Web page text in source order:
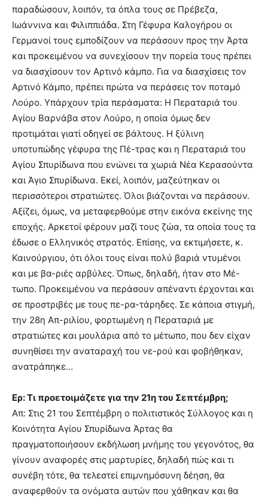
παραδώσουν, λοιπόν, τα όπλα τους σε Πρέβεζα,
Ιωάννινα και Φιλιππιάδα. Στη Γέφυρα Καλογήρου οι
Γερμανοί τους εμποδίζουν να περάσουν προς την Άρτα
και προκειμένου να συνεχίσουν την πορεία τους πρέπει
να διασχίσουν τον Αρτινό κάμπο. Για να διασχίσεις τον
Αρτινό Κάμπο, πρέπει πρώτα να περάσεις τον ποταμό
Λούρο. Υπάρχουν τρία περάσματα: Η Περαταριά του
Αγίου Βαρνάβα στον Λούρο, η οποία όμως δεν
προτιμάται γιατί οδηγεί σε βάλτους. Η ξύλινη
υποτυπώδης γέφυρα της Πέ-τρας και η Περαταριά του
Αγίου Σπυρίδωνα που ενώνει τα χωριά Νέα Κερασούντα
και Άγιο Σπυρίδωνα. Εκεί, λοιπόν, μαζεύτηκαν οι
περισσότεροι στρατιώτες. Όλοι βιάζονται να περάσουν.
Αξίζει, όμως, να μεταφερθούμε στην εικόνα εκείνης της
εποχής. Αρκετοί φέρουν μαζί τους ζώα, τα οποία τους τα
έδωσε ο Ελληνικός στρατός. Επίσης, να εκτιμήσετε, κ.
Καινούργιου, ότι όλοι τους είναι πολύ βαριά ντυμένοι
και με βα-ριές αρβύλες. Όπως, δηλαδή, ήταν στο Μέ-
τωπο. Προκειμένου να περάσουν απέναντι έρχονται και
σε προστριβές με τους πε-ρα-τάρηδες. Σε κάποια στιγμή,
την 28η Απ-ριλίου, φορτωμένη η Περαταριά με
στρατιώτες και μουλάρια από το μέτωπο, που δεν είχαν
συνηθίσει την αναταραχή του νε-ρού και φοβήθηκαν,
ανατράπηκε…
Ερ: Τι προετοιμάζετε για την 21η του Σεπτέμβρη;
Απ: Στις 21 του Σεπτέμβρη ο πολιτιστικός Σύλλογος και η
Κοινότητα Αγίου Σπυρίδωνα Άρτας θα
πραγματοποιήσουν εκδήλωση μνήμης του γεγονότος, θα
γίνουν αναφορές στις μαρτυρίες, δηλαδή πώς και τι
συνέβη τότε, θα τελεστεί επιμνημόσυνη δέηση, θα
αναφερθούν τα ονόματα αυτών που χάθηκαν και θα